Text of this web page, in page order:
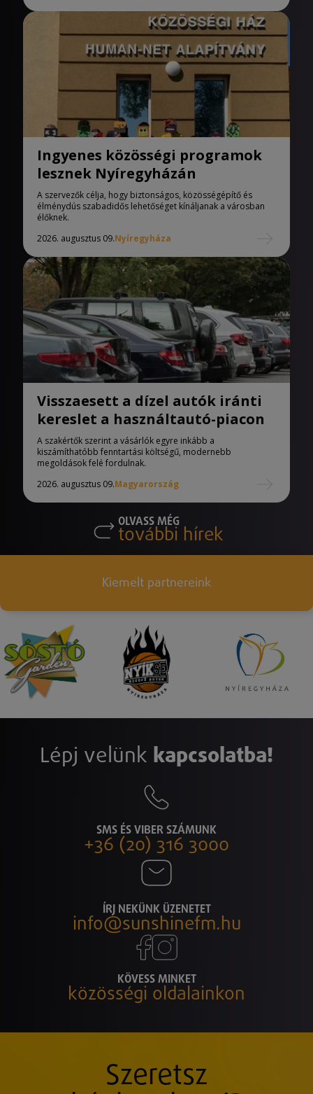
Ingyenes közösségi programok
lesznek Nyíregyházán
A szervezők célja, hogy biztonságos, közösségépítő és
élménydús szabadidős lehetőséget kínáljanak a városban
élőknek.
2026. augusztus 09.Nyíregyháza
Visszaesett a dízel autók iránti
kereslet a használtautó-piacon
A szakértők szerint a vásárlók egyre inkább a
kiszámíthatóbb fenntartási költségű, modernebb
megoldások felé fordulnak.
2026. augusztus 09.Magyarország
OLVASS MÉG
további hírek
Kiemelt partnereink
Lépj velünk kapcsolatba!
SMS ÉS VIBER SZÁMUNK
+36 (20) 316 3000
ÍRJ NEKÜNK ÜZENETET
info@sunshinefm.hu
KÖVESS MINKET
közösségi oldalainkon
Szeretsz